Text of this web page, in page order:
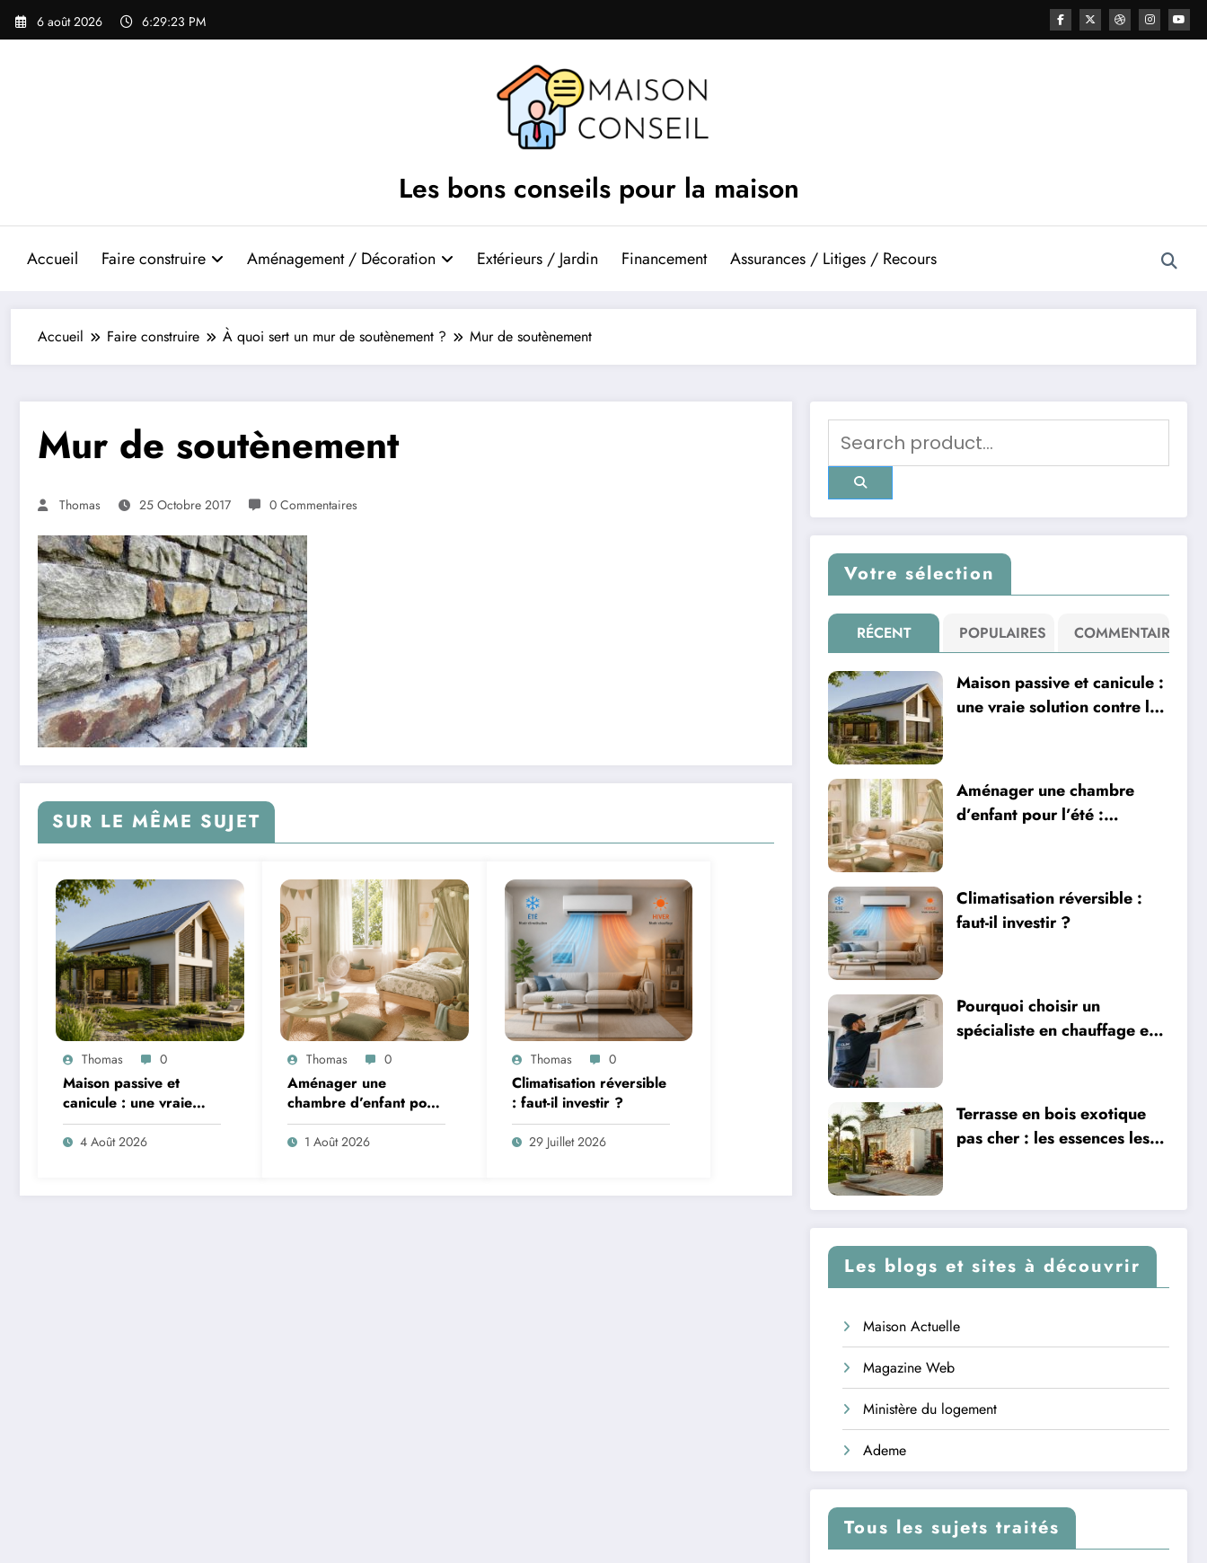
Aller
6 août 2026 6:29:24 PM
Les bons conseils pour la maison
Accueil Faire construire Aménagement / Décoration Extérieurs / Jardin Financement Assurances / Litiges / Recours
Accueil Faire construire À quoi sert un mur de soutènement ? Mur de soutènement
Mur de soutènement
Thomas 25 Octobre 2017 0 Commentaires
SUR LE MÊME SUJET
Thomas 0
Maison passive et
canicule : une vraie
solution contre la
chaleur ?
4 Août 2026
Thomas 0
Aménager une
chambre d’enfant pour
l’été : sécurité, literie et
ventilation
1 Août 2026
Thomas 0
Climatisation réversible
: faut-il investir ?
29 Juillet 2026
Votre sélection
RÉCENT POPULAIRES COMMENTAIRE
Maison passive et canicule :
une vraie solution contre la
Aménager une chambre
d’enfant pour l’été :
Climatisation réversible :
faut-il investir ?
Pourquoi choisir un
spécialiste en chauffage et
Terrasse en bois exotique
pas cher : les essences les
Les blogs et sites à découvrir
Maison Actuelle
Magazine Web
Ministère du logement
Ademe
Tous les sujets traités